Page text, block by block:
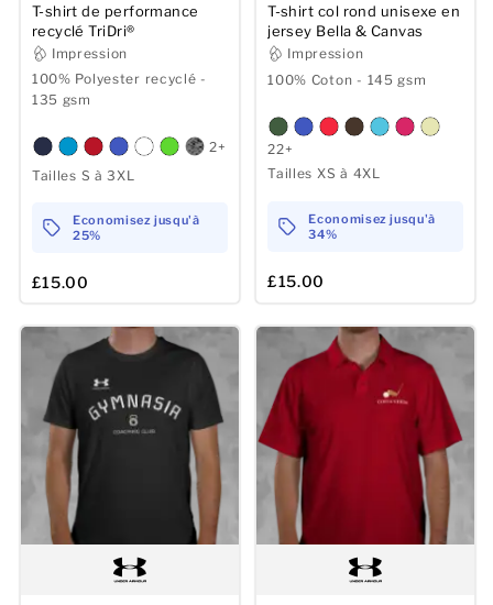
T-shirt de performance
recyclé TriDri®
Impression
100% Polyester recyclé -
135 gsm
2+
Tailles S à 3XL
Economisez jusqu'à
25%
£15.00
T-shirt col rond unisexe en
jersey Bella & Canvas
Impression
100% Coton - 145 gsm
22+
Tailles XS à 4XL
Economisez jusqu'à
34%
£15.00